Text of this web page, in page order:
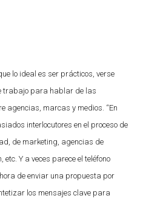
lo ideal es ser prácticos, verse
trabajo para hablar de las
agencias, marcas y medios. “En
interlocutores en el proceso de
de marketing, agencias de
Y a veces parece el teléfono
de enviar una propuesta por
los mensajes clave para